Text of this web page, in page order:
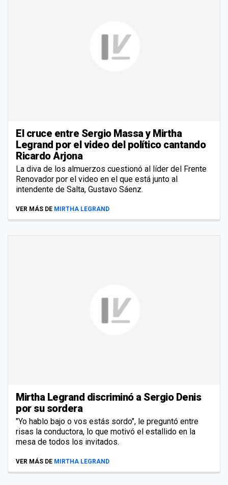
El cruce entre Sergio Massa y Mirtha
Legrand por el video del político cantando
Ricardo Arjona
La diva de los almuerzos cuestionó al líder del Frente
Renovador por el video en el que está junto al
intendente de Salta, Gustavo Sáenz.
VER MÁS DE MIRTHA LEGRAND
Mirtha Legrand discriminó a Sergio Denis
por su sordera
"Yo hablo bajo o vos estás sordo", le preguntó entre
risas la conductora, lo que motivó el estallido en la
mesa de todos los invitados.
VER MÁS DE MIRTHA LEGRAND